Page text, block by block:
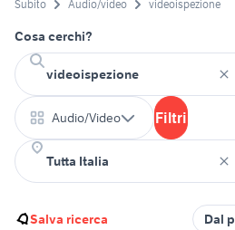
Subito Audio/video videoispezione
Cosa cerchi?
Audio/Video Filtri
Salva ricerca Dal